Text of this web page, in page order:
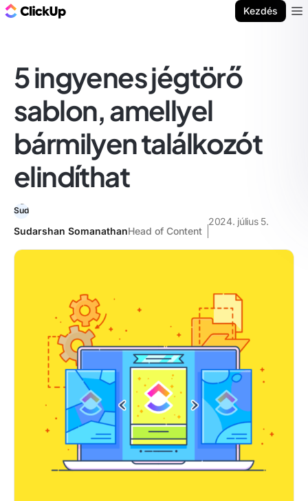
Kezdés
5 ingyenes jégtörő
sablon, amellyel
bármilyen találkozót
elindíthat
Sudarshan SomanathanHead of Content
2024. július 5.